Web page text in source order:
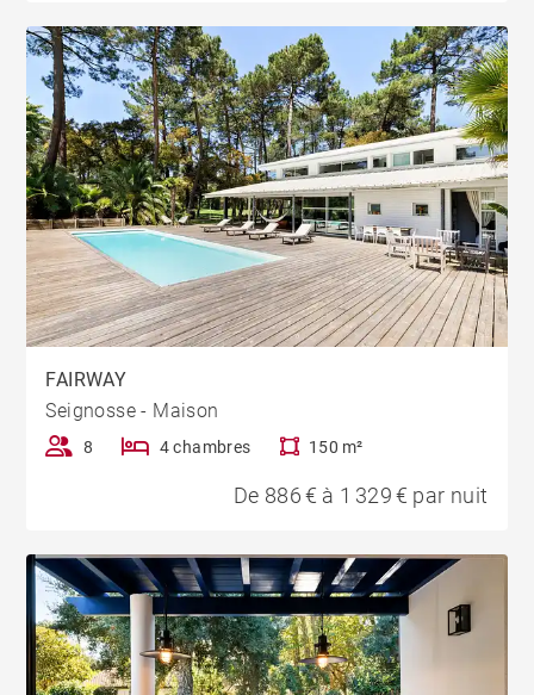
FAIRWAY
Seignosse - Maison
8 4 chambres 150 m²
De 886 € à 1 329 € par nuit